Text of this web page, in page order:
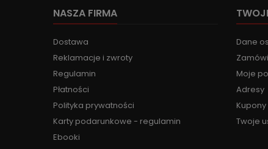
NASZA FIRMA
Dostawa
Reklamacje i zwroty
Regulamin
Płatności
Polityka prywatności
Karty podarunkowe - regulamin
Ebooki
Dane
Moje
Adresy
Kupony
Twoje